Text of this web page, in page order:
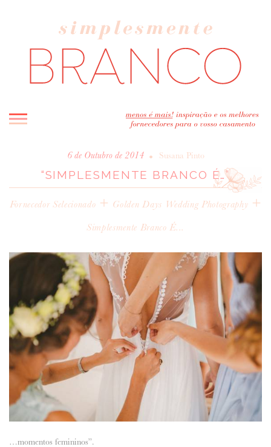
INICIO
BLOG
ENTREVISTAS
REAL WEDDINGS & EDITORIAIS
FORNECEDORES RECOMENDADOS
ANUNCIE CONNOSCO
6 de Outubro de 2014 • Susana Pinto
“SIMPLESMENTE BRANCO É…”
Fornecedor Selecionado + Golden Days Wedding Photography +
Simplesmente Branco É...
…momentos femininos”.